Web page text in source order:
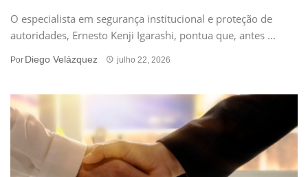
O especialista em segurança institucional e proteção de
autoridades, Ernesto Kenji Igarashi, pontua que, antes ...
Por Diego Velázquez julho 22, 2026